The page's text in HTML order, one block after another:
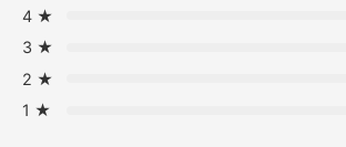
4 ★
3 ★
2 ★
1 ★